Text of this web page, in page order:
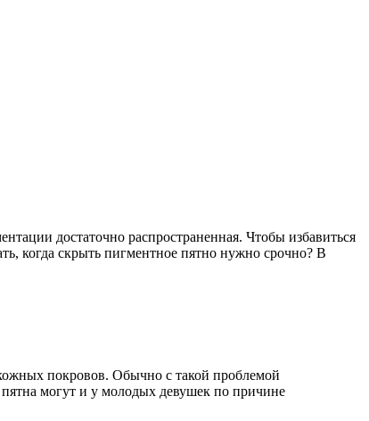
достаточно распространенная. Чтобы избавиться
когда скрыть пигментное пятно нужно срочно? В
покровов. Обычно с такой проблемой
могут и у молодых девушек по причине